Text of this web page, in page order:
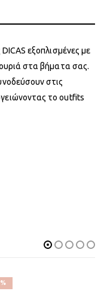
DICAS εξοπλισμένες με
στα βήματα σας.
στις
το outfits